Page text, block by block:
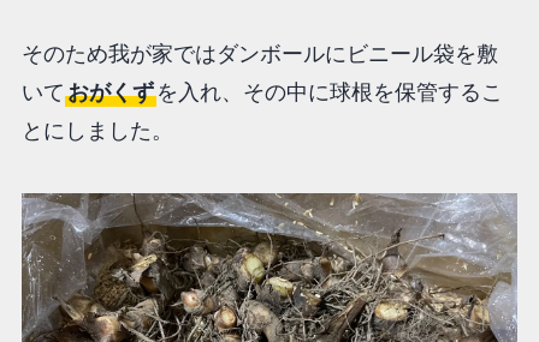
そのため我が家ではダンボールにビニール袋を敷
いておがくずを入れ、その中に球根を保管するこ
とにしました。